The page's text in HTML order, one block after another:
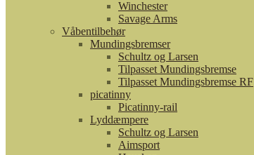
Winchester
Savage Arms
Våbentilbehør
Mundingsbremser
Schultz og Larsen
Tilpasset Mundingsbremse
Tilpasset Mundingsbremse RF
picatinny
Picatinny-rail
Lyddæmpere
Schultz og Larsen
Aimsport